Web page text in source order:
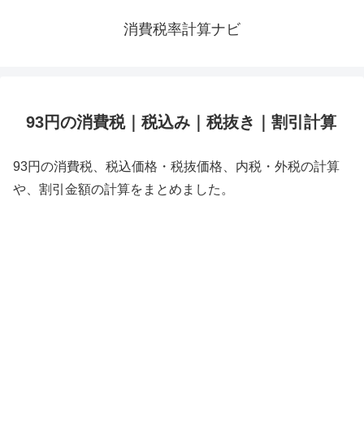
消費税率計算ナビ
93円の消費税｜税込み｜税抜き｜割引計算
93円の消費税、税込価格・税抜価格、内税・外税の計算
や、割引金額の計算をまとめました。